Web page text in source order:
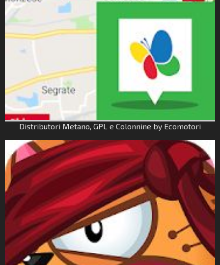
Distributori Metano, GPL e Colonnine by Ecomotori